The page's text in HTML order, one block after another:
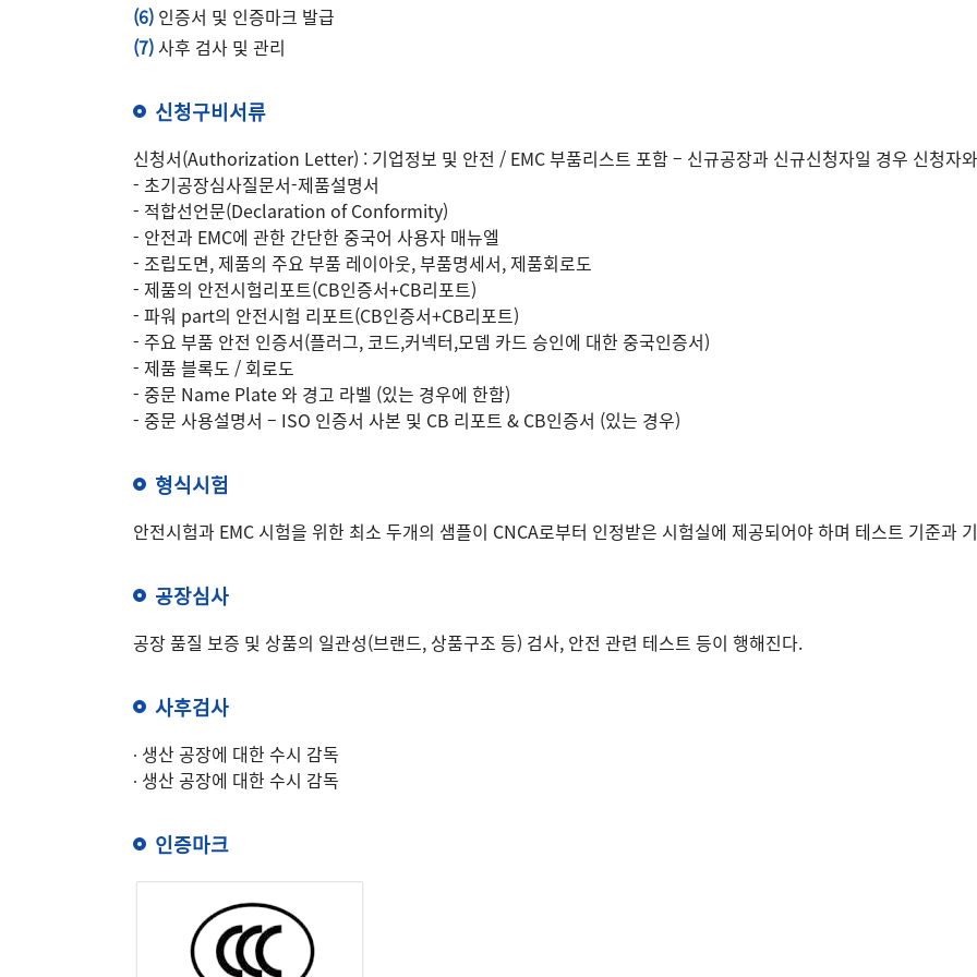
(6) 인증서 및 인증마크 발급
(7)사후 검사 및 관리
신청구비서류
신청서(Authorization Letter) : 기업정보 및 안전 / EMC 부품리스트 포함 – 신규공장과 신규신청자일 경우 신청자
- 초기공장심사질문서-제품설명서
- 적합선언문(Declaration of Conformity)
- 안전과 EMC에 관한 간단한 중국어 사용자 매뉴엘
- 조립도면, 제품의 주요 부품 레이아웃, 부품명세서, 제품회로도
- 제품의 안전시험리포트(CB인증서+CB리포트)
- 파워 part의 안전시험 리포트(CB인증서+CB리포트)
- 주요 부품 안전 인증서(플러그, 코드,커넥터,모뎀 카드 승인에 대한 중국인증서)
- 제품 블록도 / 회로도
- 중문 Name Plate 와 경고 라벨 (있는 경우에 한함)
- 중문 사용설명서 – ISO 인증서 사본 및 CB 리포트 & CB인증서 (있는 경우)
형식시험
안전시험과 EMC 시험을 위한 최소 두개의 샘플이 CNCA로부터 인정받은 시험실에 제공되어야 하며 테스트 기준과
공장심사
공장 품질 보증 및 상품의 일관성(브랜드, 상품구조 등) 검사, 안전 관련 테스트 등이 행해진다.
사후검사
∙ 생산 공장에 대한 수시 감독
∙ 생산 공장에 대한 수시 감독
인증마크